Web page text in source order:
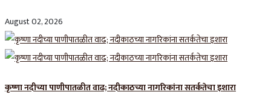
August 02, 2026
कृष्णा नदीच्या पाणीपातळीत वाढ; नदीकाठच्या नागरिकांना सतर्कतेचा इशारा